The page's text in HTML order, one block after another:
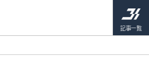
記事一覧